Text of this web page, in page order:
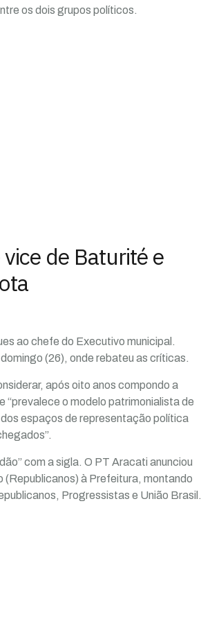
os dois grupos políticos.
de Baturité e
ao chefe do Executivo municipal.
(26), onde rebateu as críticas.
após oito anos compondo a
o modelo patrimonialista de
espaços de representação política
com a sigla. O PT Aracati anunciou
à Prefeitura, montando
Progressistas e União Brasil.